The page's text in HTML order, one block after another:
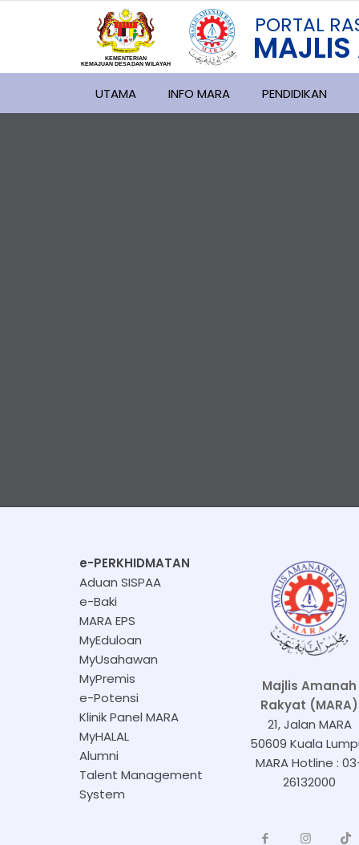
PORTAL
KEMENTERIAN
KEMAJUAN DESA DAN WILA YAH
UTAMA INFO MARA PENDIDIKAN
e-PERKHIDMATAN
Aduan SISPAA
e-Baki
MARA EPS
MyEduloan
MyUsahawan
MyPremis
e-Potensi
Klinik Panel MARA
MyHALAL
Alumni
Talent Management
System
Majlis Amanah
Rakyat (MARA)
21, Jalan MARA
50609 Kuala
MARA Hotline :
26132000